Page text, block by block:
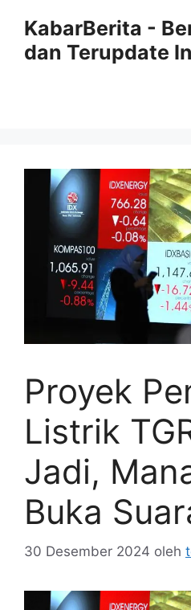
KabarBerita -
dan Terupdate
Proyek
Listrik
Jadi,
Buka
30 Desember 2024 oleh